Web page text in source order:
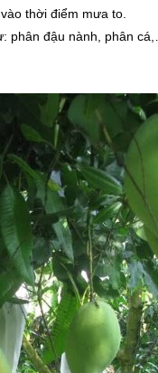
thời điểm mưa to.
phân đậu nành, phân